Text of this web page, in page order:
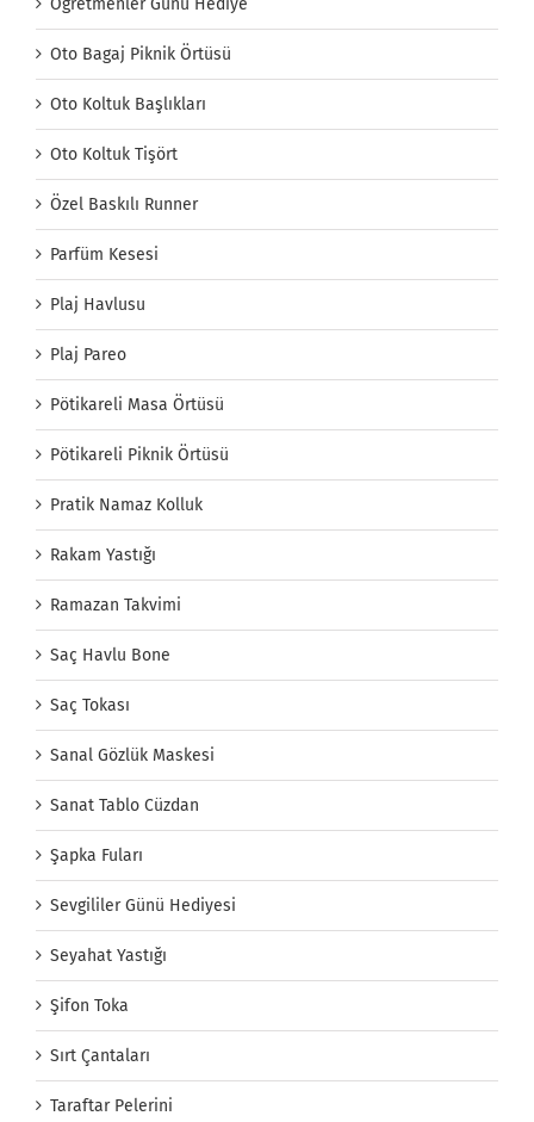
Oto Bagaj Piknik Örtüsü
Oto Koltuk Başlıkları
Oto Koltuk Tişört
Özel Baskılı Runner
Parfüm Kesesi
Plaj Havlusu
Plaj Pareo
Pötikareli Masa Örtüsü
Pötikareli Piknik Örtüsü
Pratik Namaz Kolluk
Rakam Yastığı
Ramazan Takvimi
Saç Havlu Bone
Saç Tokası
Sanal Gözlük Maskesi
Sanat Tablo Cüzdan
Şapka Fuları
Sevgililer Günü Hediyesi
Seyahat Yastığı
Şifon Toka
Sırt Çantaları
Taraftar Pelerini